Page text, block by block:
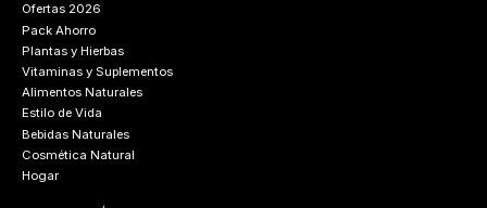
Ofertas 2026
Pack Ahorro
Plantas y Hierbas
Vitaminas y Suplementos
Alimentos Naturales
Estilo de Vida
Bebidas Naturales
Cosmética Natural
Hogar